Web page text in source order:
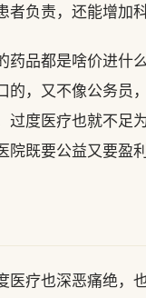
负责，还能增加
品都是啥价进什
，又不像公务员
度医疗也就不足
既要公益又要盈
疗也深恶痛绝，